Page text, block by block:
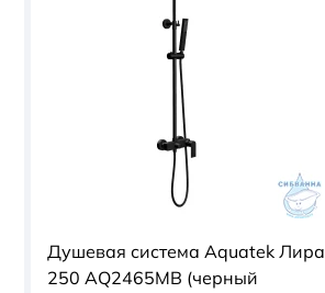
Душевая система Aquatek Лира
250 AQ2465MB (черный